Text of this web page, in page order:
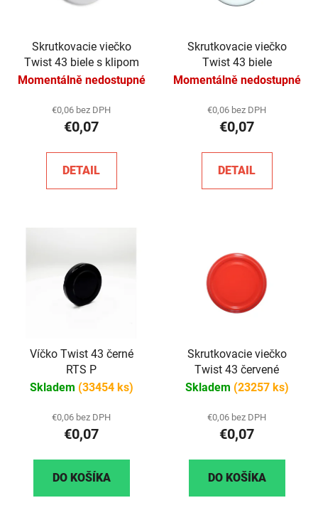
Skrutkovacie viečko
Twist 43 biele s klipom
Momentálně nedostupné
€0,06 bez DPH
€0,07
DETAIL
Skrutkovacie viečko
Twist 43 biele
Momentálně nedostupné
€0,06 bez DPH
€0,07
DETAIL
Víčko Twist 43 černé
RTS P
Skladem (33454 ks)
€0,06 bez DPH
€0,07
DO KOŠÍKA
Skrutkovacie viečko
Twist 43 červené
Skladem (23257 ks)
€0,06 bez DPH
€0,07
DO KOŠÍKA